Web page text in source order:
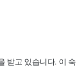
받고 있습니다. 이 숙